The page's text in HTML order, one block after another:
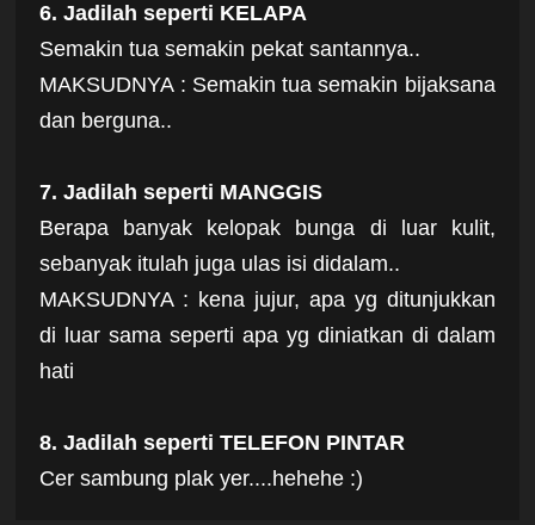
6. Jadilah seperti KELAPA
Semakin tua semakin pekat santannya..
MAKSUDNYA : Semakin tua semakin bijaksana
dan berguna..
7. Jadilah seperti MANGGIS
Berapa banyak kelopak bunga di luar kulit,
sebanyak itulah juga ulas isi didalam..
MAKSUDNYA : kena jujur, apa yg ditunjukkan
di luar sama seperti apa yg diniatkan di dalam
hati
8. Jadilah seperti TELEFON PINTAR
Cer sambung plak yer....hehehe :)